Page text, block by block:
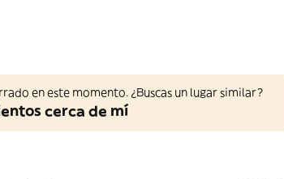
en este momento. ¿Buscas un lugar similar?
cerca de mí